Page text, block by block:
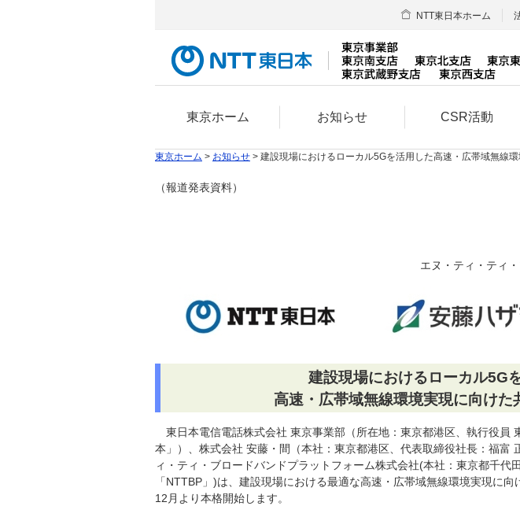
東京ホーム お知らせ CSR活動
NTT東日本ホーム
東京ホーム > お知らせ > 建設現場におけるローカル5Gを活用した高速・広帯域無線
（報道発表資料）
エヌ・ティ・ティ
建設現場におけるローカル5G
高速・広帯域無線環境実現に向けた
東日本電信電話株式会社 東京事業部（所在地：東京都港区、執行役員
本」）、株式会社 安藤・間（本社：東京都港区、代表取締役社長：福富
ィ・ティ・ブロードバンドプラットフォーム株式会社(本社：東京都千代
「NTTBP」)は、建設現場における最適な高速・広帯域無線環境実現に
12月より本格開始します。